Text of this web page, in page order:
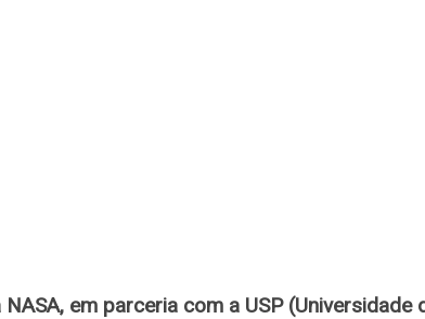
em parceria com a USP (Universidade